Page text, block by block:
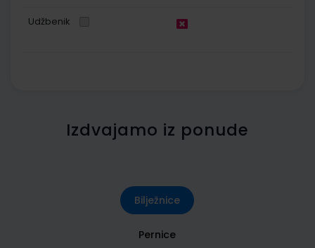
Udžbenik
Izdvajamo iz ponude
Bilježnice
Pernice